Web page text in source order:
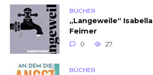
BÜCHER
„Langeweile“ Isabella
Feimer
0 27
BÜCHER